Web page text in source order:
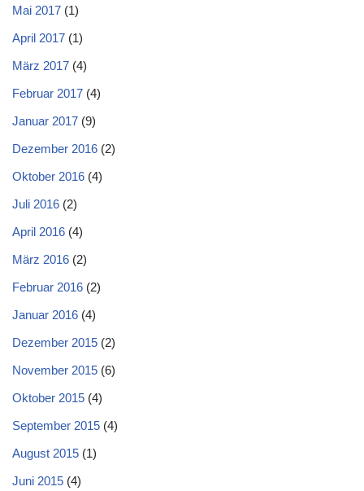
Mai 2017 (1)
April 2017 (1)
März 2017 (4)
Februar 2017 (4)
Januar 2017 (9)
Dezember 2016 (2)
Oktober 2016 (4)
Juli 2016 (2)
April 2016 (4)
März 2016 (2)
Februar 2016 (2)
Januar 2016 (4)
Dezember 2015 (2)
November 2015 (6)
Oktober 2015 (4)
September 2015 (4)
August 2015 (1)
Juni 2015 (4)